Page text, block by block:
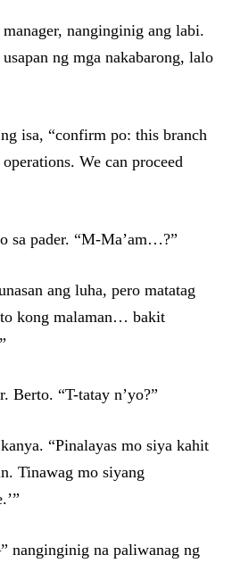
nanginginig ang labi.
ng mga nakabarong, lalo
isa, “confirm po: this branch
We can proceed
sa pader. “M-Ma’am…?”
ang luha, pero matatag
kong malaman… bakit
Berto. “T-tatay n’yo?”
“Pinalayas mo siya kahit
Tinawag mo siyang
nanginginig na paliwanag ng